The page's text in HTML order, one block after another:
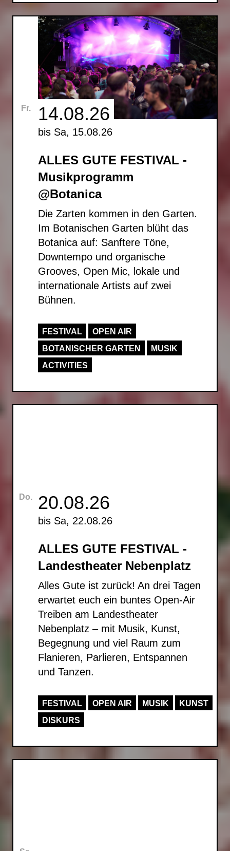
Fr. 14.08.26
bis Sa, 15.08.26
ALLES GUTE FESTIVAL -
Musikprogramm
@Botanica
Die Zarten kommen in den Garten.
Im Botanischen Garten blüht das
Botanica auf: Sanftere Töne,
Downtempo und organische
Grooves, Open Mic, lokale und
internationale Artists auf zwei
Bühnen.
FESTIVAL
OPEN AIR
BOTANISCHER GARTEN
MUSIK
ACTIVITIES
Do. 20.08.26
bis Sa, 22.08.26
ALLES GUTE FESTIVAL -
Landestheater Nebenplatz
Alles Gute ist zurück! An drei Tagen
erwartet euch ein buntes Open-Air
Treiben am Landestheater
Nebenplatz – mit Musik, Kunst,
Begegnung und viel Raum zum
Flanieren, Parlieren, Entspannen
und Tanzen.
FESTIVAL OPEN AIR MUSIK
KUNST
DISKURS